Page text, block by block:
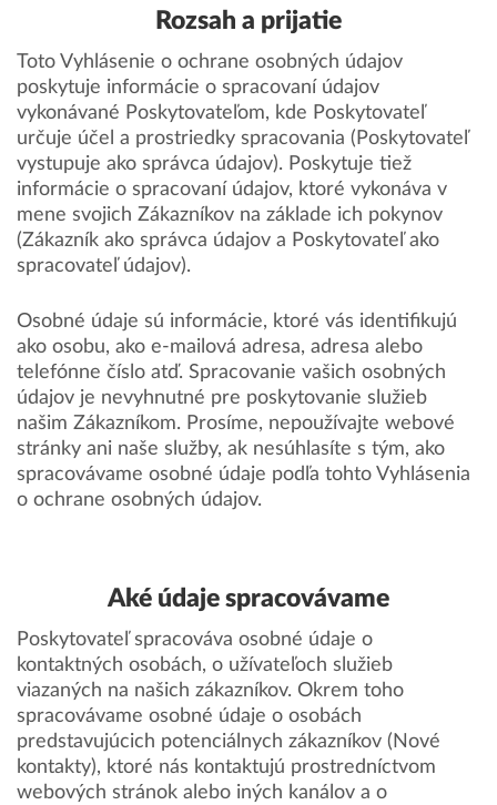
Rozsah a prijatie
Toto Vyhlásenie o ochrane osobných údajov
poskytuje informácie o spracovaní údajov
vykonávané Poskytovateľom, kde Poskytovateľ
určuje účel a prostriedky spracovania (Poskytovateľ
vystupuje ako správca údajov). Poskytuje tiež
informácie o spracovaní údajov, ktoré vykonáva v
mene svojich Zákazníkov na základe ich pokynov
(Zákazník ako správca údajov a Poskytovateľ ako
spracovateľ údajov).
Osobné údaje sú informácie, ktoré vás identifikujú
ako osobu, ako e-mailová adresa, adresa alebo
telefónne číslo atď. Spracovanie vašich osobných
údajov je nevyhnutné pre poskytovanie služieb
našim Zákazníkom. Prosíme, nepoužívajte webové
stránky ani naše služby, ak nesúhlasíte s tým, ako
spracovávame osobné údaje podľa tohto Vyhlásenia
o ochrane osobných údajov.
Aké údaje spracovávame
Poskytovateľ spracováva osobné údaje o
kontaktných osobách, o užívateľoch služieb
viazaných na našich zákazníkov. Okrem toho
spracovávame osobné údaje o osobách
predstavujúcich potenciálnych zákazníkov (Nové
kontakty), ktoré nás kontaktujú prostredníctvom
webových stránok alebo iných kanálov a o